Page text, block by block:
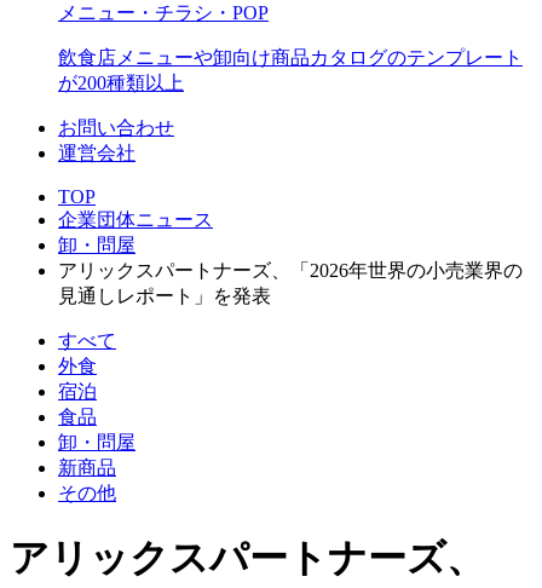
メニュー・チラシ・POP
飲食店メニューや卸向け商品カタログのテンプレート
が200種類以上
お問い合わせ
運営会社
TOP
企業団体ニュース
卸・問屋
アリックスパートナーズ、「2026年世界の小売業界の
見通しレポート」を発表
すべて
外食
宿泊
食品
卸・問屋
新商品
その他
アリックスパートナーズ、